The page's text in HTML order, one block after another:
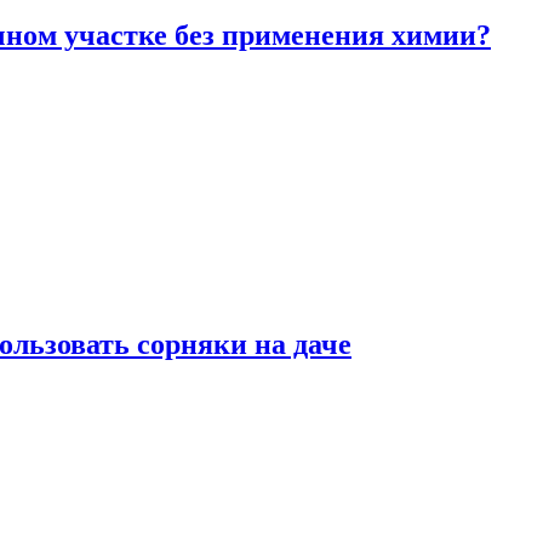
участке без применения химии?
сорняки на даче